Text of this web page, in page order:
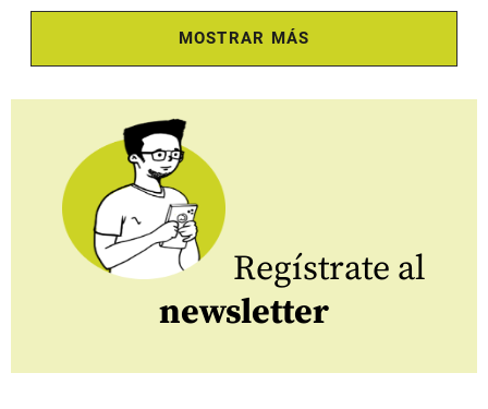
MOSTRAR MÁS
Regístrate al
newsletter